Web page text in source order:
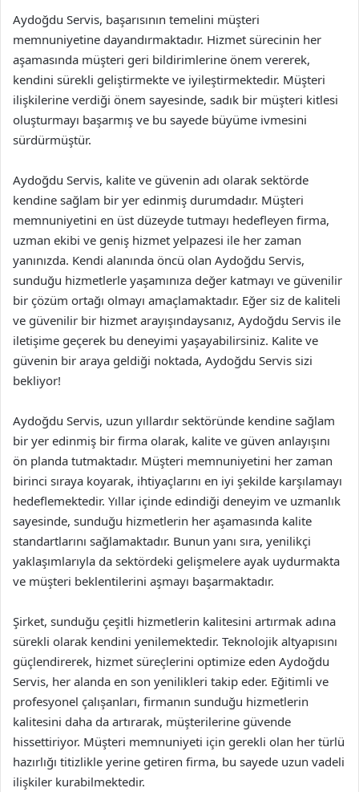
Aydoğdu Servis, başarısının temelini müşteri
memnuniyetine dayandırmaktadır. Hizmet sürecinin her
aşamasında müşteri geri bildirimlerine önem vererek,
kendini sürekli geliştirmekte ve iyileştirmektedir. Müşteri
ilişkilerine verdiği önem sayesinde, sadık bir müşteri kitlesi
oluşturmayı başarmış ve bu sayede büyüme ivmesini
sürdürmüştür.
Aydoğdu Servis, kalite ve güvenin adı olarak sektörde
kendine sağlam bir yer edinmiş durumdadır. Müşteri
memnuniyetini en üst düzeyde tutmayı hedefleyen firma,
uzman ekibi ve geniş hizmet yelpazesi ile her zaman
yanınızda. Kendi alanında öncü olan Aydoğdu Servis,
sunduğu hizmetlerle yaşamınıza değer katmayı ve güvenilir
bir çözüm ortağı olmayı amaçlamaktadır. Eğer siz de kaliteli
ve güvenilir bir hizmet arayışındaysanız, Aydoğdu Servis ile
iletişime geçerek bu deneyimi yaşayabilirsiniz. Kalite ve
güvenin bir araya geldiği noktada, Aydoğdu Servis sizi
bekliyor!
Aydoğdu Servis, uzun yıllardır sektöründe kendine sağlam
bir yer edinmiş bir firma olarak, kalite ve güven anlayışını
ön planda tutmaktadır. Müşteri memnuniyetini her zaman
birinci sıraya koyarak, ihtiyaçlarını en iyi şekilde karşılamayı
hedeflemektedir. Yıllar içinde edindiği deneyim ve uzmanlık
sayesinde, sunduğu hizmetlerin her aşamasında kalite
standartlarını sağlamaktadır. Bunun yanı sıra, yenilikçi
yaklaşımlarıyla da sektördeki gelişmelere ayak uydurmakta
ve müşteri beklentilerini aşmayı başarmaktadır.
Şirket, sunduğu çeşitli hizmetlerin kalitesini artırmak adına
sürekli olarak kendini yenilemektedir. Teknolojik altyapısını
güçlendirerek, hizmet süreçlerini optimize eden Aydoğdu
Servis, her alanda en son yenilikleri takip eder. Eğitimli ve
profesyonel çalışanları, firmanın sunduğu hizmetlerin
kalitesini daha da artırarak, müşterilerine güvende
hissettiriyor. Müşteri memnuniyeti için gerekli olan her türlü
hazırlığı titizlikle yerine getiren firma, bu sayede uzun vadeli
ilişkiler kurabilmektedir.